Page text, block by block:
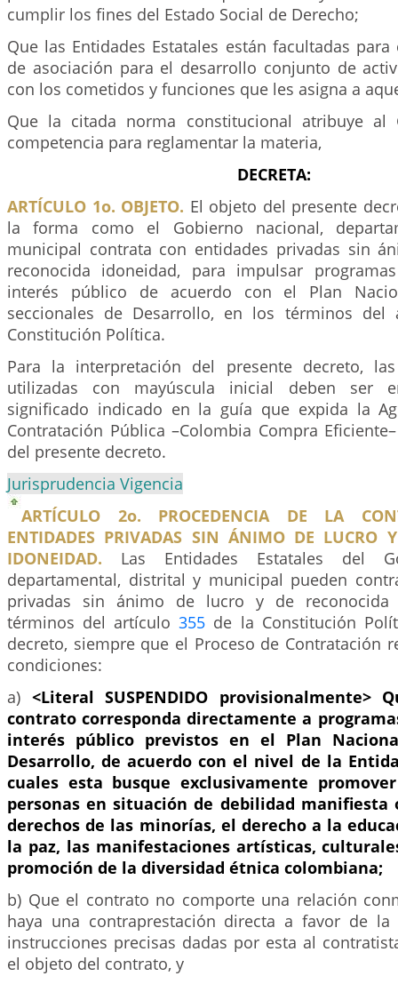
cumplir los fines del Estado Social de Derecho;
Que las Entidades Estatales están facultadas
de asociación para el desarrollo conjunto de
con los cometidos y funciones que les asigna a
Que la citada norma constitucional atribuye al
competencia para reglamentar la materia,
DECRETA:
ARTÍCULO 1o. OBJETO. El objeto del presente
la forma como el Gobierno nacional,
municipal contrata con entidades privadas sin
reconocida idoneidad, para impulsar
interés público de acuerdo con el Plan
seccionales de Desarrollo, en los términos
Constitución Política.
Para la interpretación del presente decreto,
utilizadas con mayúscula inicial deben ser
significado indicado en la guía que expida la
Contratación Pública –Colombia Compra
del presente decreto.
Jurisprudencia Vigencia
ARTÍCULO 2o. PROCEDENCIA DE LA
ENTIDADES PRIVADAS SIN ÁNIMO DE LUCRO
IDONEIDAD. Las Entidades Estatales del
departamental, distrital y municipal pueden
privadas sin ánimo de lucro y de
términos del artículo355 de la Constitución
decreto, siempre que el Proceso de Contratación
condiciones:
a) <Literal SUSPENDIDO provisionalmente>
contrato corresponda directamente a
interés público previstos en el Plan
Desarrollo, de acuerdo con el nivel de la
cuales esta busque exclusivamente
personas en situación de debilidad manifiesta
derechos de las minorías, el derecho a la
la paz, las manifestaciones artísticas,
promoción de la diversidad étnica colombiana;
b) Que el contrato no comporte una relación
haya una contraprestación directa a favor de la
instrucciones precisas dadas por esta al
el objeto del contrato, y